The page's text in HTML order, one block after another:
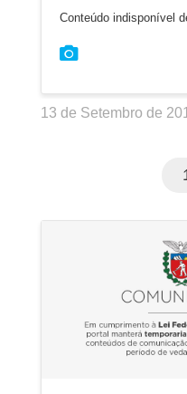
Conteúdo indisponível
13 de Setembro de